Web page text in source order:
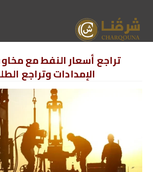
تراجع أسعار النفط مع
الإمدادات وتراجع